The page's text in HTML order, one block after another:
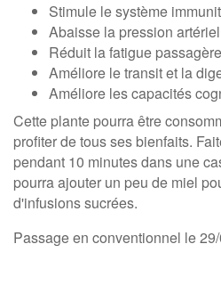
Stimule le système
Abaisse la pression
Réduit la fatigue passagère
Améliore le transit et la
Améliore les capacités
Cette plante pourra être
profiter de tous ses bienfaits.
pendant 10 minutes dans une
pourra ajouter un peu de miel
d'infusions sucrées.
Passage en conventionnel le